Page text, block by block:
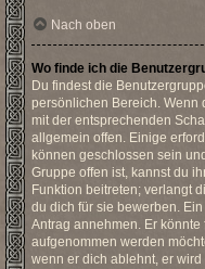
Nach oben
Wo finde ich die
Du findest die
persönlichen Bereich. Wenn
mit der entsprechenden
allgemein offen. Einige
können geschlossen sein
Gruppe offen ist, kannst du
Funktion beitreten; verlangt
du dich für sie bewerben.
Antrag annehmen. Er
aufgenommen werden
wenn er dich ablehnt, er